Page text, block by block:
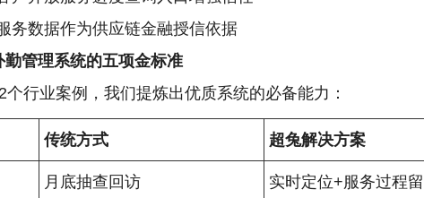
数据作为供应链金融授信依据
勤管理系统的五项金标准
个行业案例，我们提炼出优质系统的必备能力：
传统方式 超兔解决方案
月底抽查回访 实时定位+服务过程